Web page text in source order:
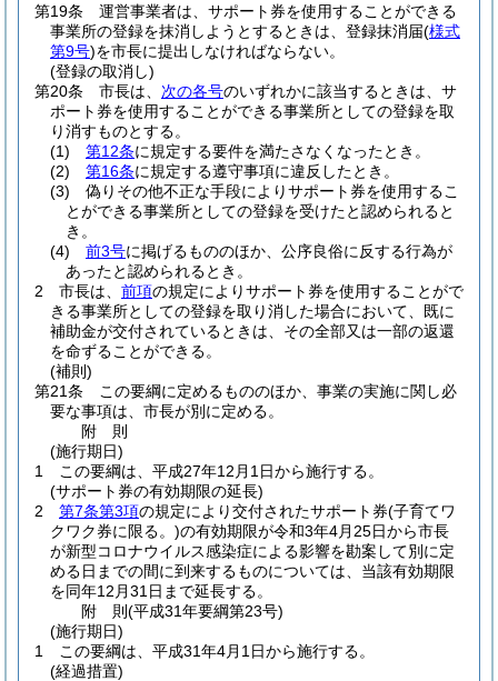
第19条
運営事業者は、サポート券を使用することができる
事業所の登録を抹消しようとするときは、登録抹消届(様式
第9号)を市長に提出しなければならない。
(登録の取消し)
第20条
市長は、 次の各号のいずれかに該当するときは、サ
ポート券を使用することができる事業所としての登録を取
り消すものとする。
(1)
第12条に規定する要件を満たさなくなったとき。
(2)
第16条に規定する遵守事項に違反したとき。
(3)
偽りその他不正な手段によりサポート券を使用するこ
とができる事業所としての登録を受けたと認められると
き。
(4)
前3号に掲げるもののほか、公序良俗に反する行為が
あったと認められるとき。
2
市長は、 前項の規定によりサポート券を使用することがで
きる事業所としての登録を取り消した場合において、既に
補助金が交付されているときは、その全部又は一部の返還
を命ずることができる。
(補則)
第21条
この要綱に定めるもののほか、事業の実施に関し必
要な事項は、市長が別に定める。
附 則
(施行期日)
1
この要綱は、平成27年12月1日から施行する。
(サポート券の有効期限の延長)
2
第7条第3項の規定により交付されたサポート券(子育てワ
クワク券に限る。)の有効期限が令和3年4月25日から市長
が新型コロナウイルス感染症による影響を勘案して別に定
める日までの間に到来するものについては、当該有効期限
を同年12月31日まで延長する。
附 則(平成31年要綱第23号)
(施行期日)
1
この要綱は、平成31年4月1日から施行する。
(経過措置)